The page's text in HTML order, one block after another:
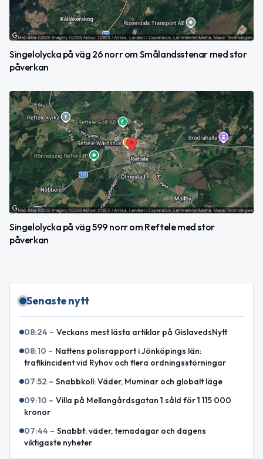
Singelolycka på väg 26 norr om Smålandsstenar med stor
påverkan
Singelolycka på väg 599 norr om Reftele med stor
påverkan
Senaste nytt
08:24 – Veckans mest lästa artiklar på GislavedsNytt
08:10 – Nattens polisrapport i Jönköpings län:
trafikincident vid Ryhov och flera ordningsstörningar
07:52 – Snabbkoll: Väder, Muminar och globalt läge
09:10 – Villa på Mellangårdsgatan 1 såld för 1 115 000
kronor
07:44 – Snabbt: väder, temadagar och dagens
viktigaste nyheter